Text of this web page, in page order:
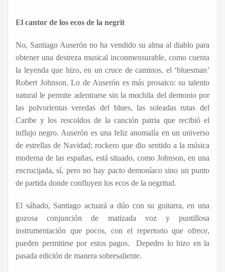
El cantor de los ecos de la negrit
No, Santiago Auserón no ha vendido su alma al diablo para
obtener una destreza musical inconmensurable, como cuenta
la leyenda que hizo, en un cruce de caminos, el ‘bluesman’
Robert Johnson. Lo de Auserón es más prosaico: su talento
natural le permite adentrarse sin la mochila del demonio por
las polvorientas veredas del blues, las soleadas rutas del
Caribe y los rescoldos de la canción patria que recibió el
influjo negro. Auserón es una feliz anomalía en un universo
de estrellas de Navidad; rockero que dio sentido a la música
moderna de las españas, está situado, como Johnson, en una
encrucijada, sí, pero no hay pacto demoníaco sino un punto
de partida donde confluyen los ecos de la negritud.
El sábado, Santiago actuará a dúo con su guitarra, en una
gozosa conjunción de matizada voz y puntillosa
instrumentación que pocos, con el repertorio que ofrece,
pueden permitirse por estos pagos. Depedro lo hizo en la
pasada edición de manera sobresaliente.